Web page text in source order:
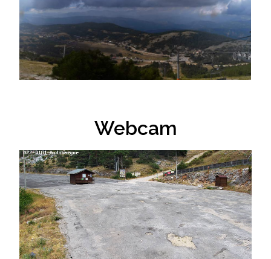
Webcam